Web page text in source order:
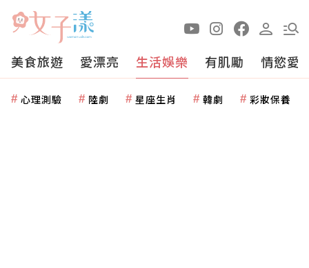
美食旅遊 愛漂亮 生活娛樂 有肌勵 情慾愛
心理測驗 陸劇 星座生肖 韓劇 彩妝保養